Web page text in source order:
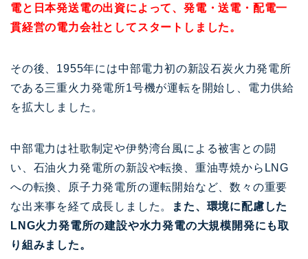
電と日本発送電の出資によって、発電・送電・配電一
貫経営の電力会社としてスタートしました。
その後、1955年には中部電力初の新設石炭火力発電所
である三重火力発電所1号機が運転を開始し、電力供給
を拡大しました。
中部電力は社歌制定や伊勢湾台風による被害との闘
い、石油火力発電所の新設や転換、重油専焼からLNG
への転換、原子力発電所の運転開始など、数々の重要
な出来事を経て成長しました。
また、環境に配慮した
LNG火力発電所の建設や水力発電の大規模開発にも取
り組みました。